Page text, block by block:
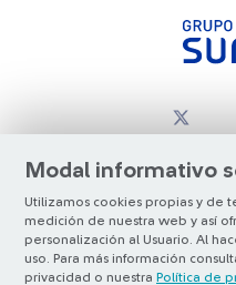
Modal informativo
Utilizamos cookies propias y de
medición de nuestra web y así
personalización al Usuario. Al
uso. Para más información
privacidad o nuestra Política de
© Copyright